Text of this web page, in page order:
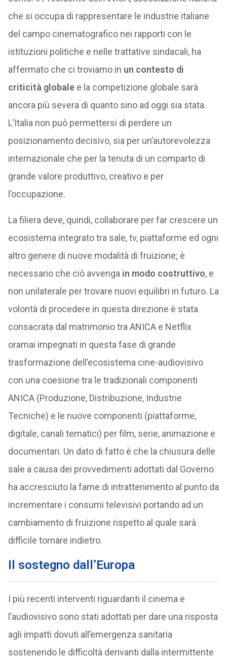
che si occupa di rappresentare le industrie italiane
del campo cinematografico nei rapporti con le
istituzioni politiche e nelle trattative sindacali, ha
affermato che ci troviamo in un contesto di
criticità globalee la competizione globale sarà
ancora più severa di quanto sino ad oggi sia stata.
L’Italia non può permettersi di perdere un
posizionamento decisivo, sia per un’autorevolezza
internazionale che per la tenuta di un comparto di
grande valore produttivo, creativo e per
l’occupazione.
La filiera deve, quindi, collaborare per far crescere un
ecosistema integrato tra sale, tv, piattaforme ed ogni
altro genere di nuove modalità di fruizione; è
necessario che ciò avvenga in modo costruttivo, e
non unilaterale per trovare nuovi equilibri in futuro. La
volontà di procedere in questa direzione è stata
consacrata dal matrimonio tra ANICA e Netflix
oramai impegnati in questa fase di grande
trasformazione dell’ecosistema cine-audiovisivo
con una coesione tra le tradizionali componenti
ANICA (Produzione, Distribuzione, Industrie
Tecniche) e le nuove componenti (piattaforme,
digitale, canali tematici) per film, serie, animazione e
documentari. Un dato di fatto è che la chiusura delle
sale a causa dei provvedimenti adottati dal Governo
ha accresciuto la fame di intrattenimento al punto da
incrementare i consumi televisivi portando ad un
cambiamento di fruizione rispetto al quale sarà
difficile tornare indietro.
Il sostegno dall’Europa
I più recenti interventi riguardanti il cinema e
l’audiovisivo sono stati adottati per dare una risposta
agli impatti dovuti all’emergenza sanitaria
sostenendo le difficoltà derivanti dalla intermittente